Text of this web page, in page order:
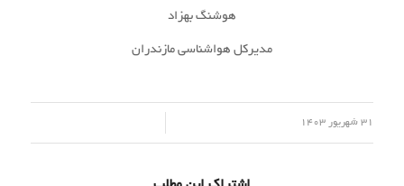
هوشنگ بهزاد
مدیرکل هواشناسی مازندران
31 شهریور 1403